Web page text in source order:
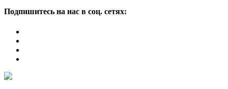
Подпишитесь на нас в соц. сетях: